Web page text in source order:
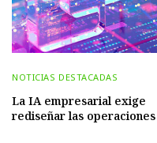
NOTICIAS DESTACADAS
La IA empresarial exige
rediseñar las operaciones